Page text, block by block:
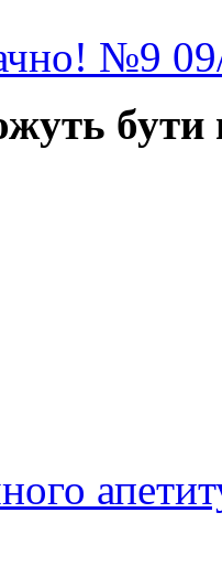
№9
бути